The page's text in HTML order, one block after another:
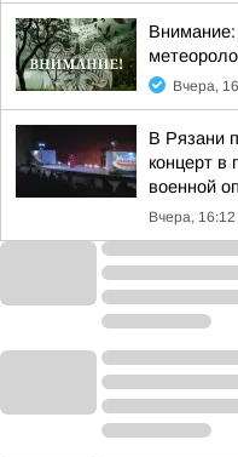
Внимание:
Вчера,
В Рязани
концерт в
военной
Вчера, 16:12